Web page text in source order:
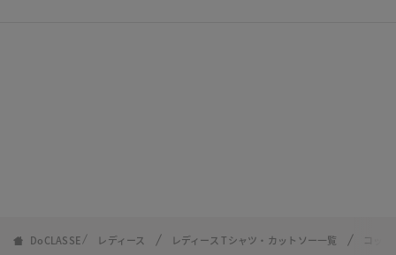
DoCLASSE レディース レディース Tシャツ・カットソー一覧 コッ